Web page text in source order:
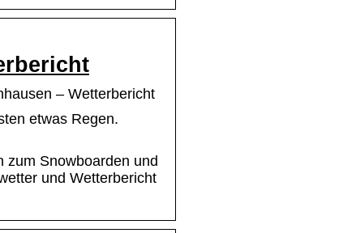
– Wetterbericht
etwas Regen.
zum Snowboarden und
und Wetterbericht